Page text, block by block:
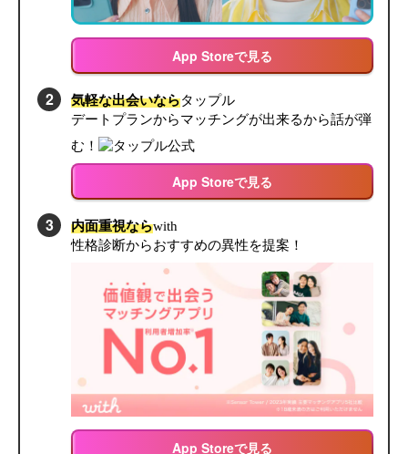
App Storeで見る
気軽な出会いならタップル
デートプランからマッチングが出来るから話が弾
む！
App Storeで見る
内面重視ならwith
性格診断からおすすめの異性を提案！
App Storeで見る